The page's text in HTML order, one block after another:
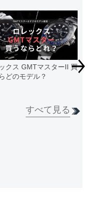
クス GMTマスターII 買
どのモデル？
すべて見る